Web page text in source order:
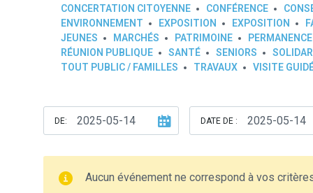
CONCERTATION CITOYENNE
CONFÉRENCE
ENVIRONNEMENT
EXPOSITION EXPOSITION
JEUNES
MARCHÉS PATRIMOINE
RÉUNION PUBLIQUE
SANTÉ SENIORS
TOUT PUBLIC / FAMILLES
TRAVAUX VISITE
DE: DATE DE :
Aucun événement ne correspond à vos